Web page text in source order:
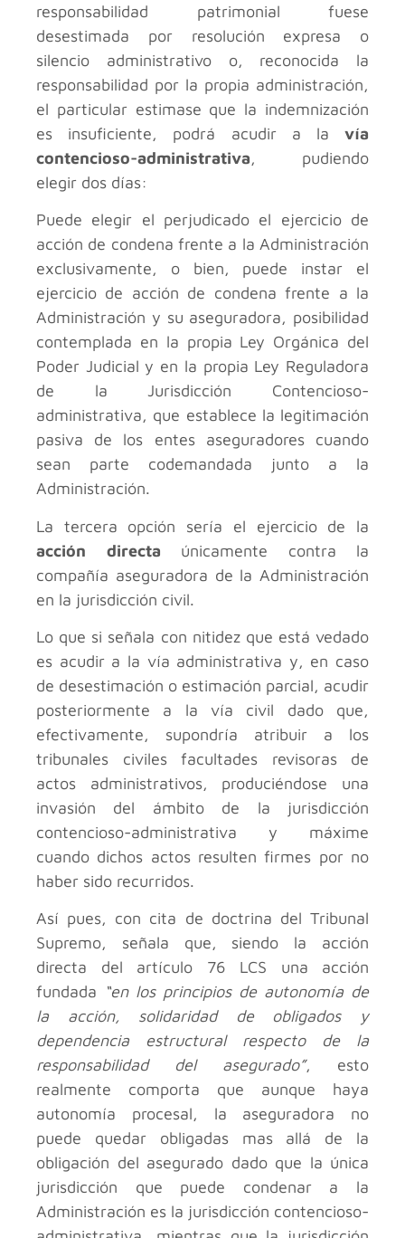
responsabilidad patrimonial fuese
desestimada por resolución expresa o
silencio administrativo o, reconocida la
responsabilidad por la propia administración,
el particular estimase que la indemnización
es insuficiente, podrá acudir a la vía
contencioso-administrativa, pudiendo
elegir dos días:
Puede elegir el perjudicado el ejercicio de
acción de condena frente a la Administración
exclusivamente, o bien, puede instar el
ejercicio de acción de condena frente a la
Administración y su aseguradora, posibilidad
contemplada en la propia Ley Orgánica del
Poder Judicial y en la propia Ley Reguladora
de la Jurisdicción Contencioso-
administrativa, que establece la legitimación
pasiva de los entes aseguradores cuando
sean parte codemandada junto a la
Administración.
La tercera opción sería el ejercicio de la
acción directa únicamente contra la
compañía aseguradora de la Administración
en la jurisdicción civil.
Lo que si señala con nitidez que está vedado
es acudir a la vía administrativa y, en caso
de desestimación o estimación parcial, acudir
posteriormente a la vía civil dado que,
efectivamente, supondría atribuir a los
tribunales civiles facultades revisoras de
actos administrativos, produciéndose una
invasión del ámbito de la jurisdicción
contencioso-administrativa y máxime
cuando dichos actos resulten firmes por no
haber sido recurridos.
Así pues, con cita de doctrina del Tribunal
Supremo, señala que, siendo la acción
directa del artículo 76 LCS una acción
fundada
“en los principios de autonomía de
la acción, solidaridad de obligados y
dependencia estructural respecto de la
responsabilidad del asegurado”, esto
realmente comporta que aunque haya
autonomía procesal, la aseguradora no
puede quedar obligadas mas allá de la
obligación del asegurado dado que la única
jurisdicción que puede condenar a la
Administración es la jurisdicción contencioso-